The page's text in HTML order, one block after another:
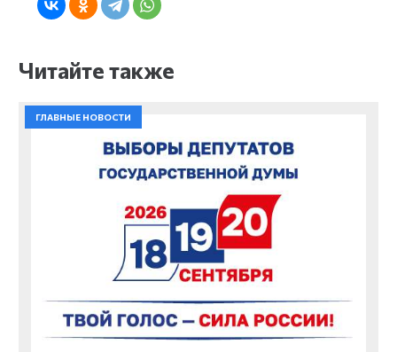
Читайте также
ГЛАВНЫЕ НОВОСТИ